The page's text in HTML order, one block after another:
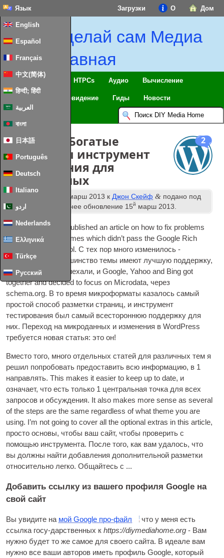
Дом
О
Загрузки
Язык
English
Español
Français
中文(简体)
हिन्दी; हिंदी
العربية
বাংলা
日本語
Português
Deutsch
Italiano
اردو
Nederlands
Ελληνικά
Türkçe
Русский
Сделай сам Медиа
Главная
Умный дом & IoT HTPCs Аудио Вычисление
Телевидение Гиды Новости
2
Фиксация Богатые
Фрагменты инструмент
тестирования для
микроданных
марш 2013 кДжон Скейф & подано под
Wordpress
. Последнее обновление 15й марш 2013.
Над 2years ago I pub­lished an art­icle on how to fix prob­lems
with Word­Press themes which did­n’t pass the Google Rich
Snip­pets Test­ing Tool . С тех пор много изменилось -
WordPress и большинство темы имеют лучшую поддержку,
HTML5 и CSS3 приехали, и Google,Yahoo and Bing got
togeth­er and decided to focus on Microdata, через
schema.org. В то время микроформаты казалось самый
простой способ разметки страниц, и инструмент
тестирования был самый всестороннюю поддержку для
них. Переход на микроданных и изменения в WordPress
требуется новая статья: это он!
Вместо того, много отдельных статей для различных тем я
решил попробовать предоставить всю информацию, в 1
направлять.This makes it easi­er to keep up to date, и
означает, что есть только 1 центральная точка для всех
запросов и обсуждения. It also makes more sense as sev­er­al
of the steps are the same regard­less of what theme you are
using. I’m not going to cov­er all the option­al extras in this art­icle,
просто основы, чтобы ваш сайт, чтобы проверить с
помощью инструмента. После того, как вам удалось, что
вы должны найти добавления дополнительной разметки
относительно легко. Общайтесь с ...
Добавить ссылку из вашего профиля Google на
свой сайт
Вы увидите на мой Google про-файл
что у меня есть
ссылка госу-дарственных кhttps://diymediahome.org - Вам
нужно будет то же самое для своего сайта. В идеале вам
нужно все ваши авторов иметь профиль Google, который